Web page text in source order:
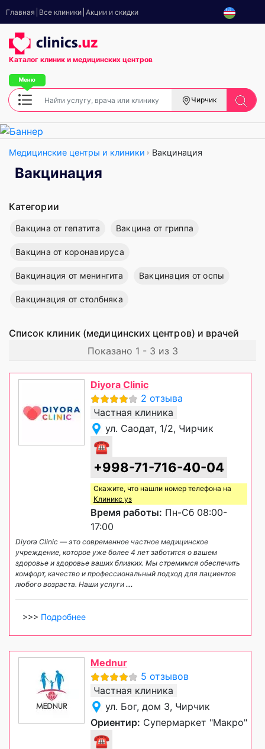
Главная Все клиники Акции и скидки
Каталог клиник и медицинских центров
Чирчик
Медицинские центры и клиники Вакцинация
Вакцинация
Категории
Вакцина от гепатита Вакцина от гриппа
Вакцина от коронавируса
Вакцинация от менингита Вакцинация от оспы
Вакцинация от столбняка
Список клиник (медицинских центров) и врачей
Показано 1 - 3 из 3
Diyora Clinic
2 отзыва
Частная клиника
ул. Саодат, 1/2, Чирчик
☎
+998-71-716-40-04
Скажите, что нашли номер телефона на
Клиникс уз
Время работы: Пн-Сб 08:00-
17:00
Diyora Clinic — это современное частное медицинское
учреждение, которое уже более 4 лет заботится о вашем
здоровье и здоровье ваших близких. Мы стремимся обеспечить
комфорт, качество и профессиональный подход для пациентов
любого возраста. Наши услуги ...
>>> Подробнее
Mednur
5 отзывов
Частная клиника
ул. Бог, дом 3, Чирчик
Ориентир: Супермаркет "Макро"
☎